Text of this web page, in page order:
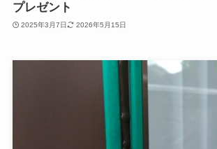
プレゼント
2025年3月7日 2026年5月15日